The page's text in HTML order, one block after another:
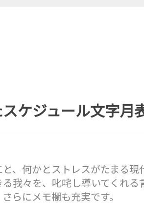
ケジュール文字月
、何かとストレスがたまる現
我々を、叱咤し導いてくれる
らにメモ欄も充実です。